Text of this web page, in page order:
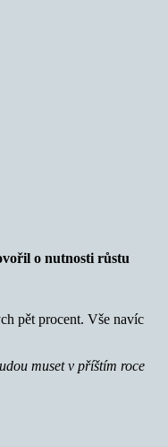
o nutnosti růstu
pět procent. Vše navíc
muset v příštím roce